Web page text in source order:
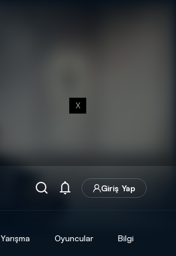
X
Giriş Yap
Yarışma Oyuncular Bilgi